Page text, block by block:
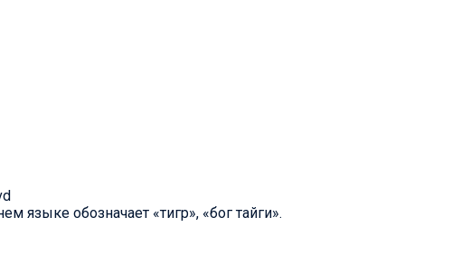
языке обозначает «тигр», «бог тайги».